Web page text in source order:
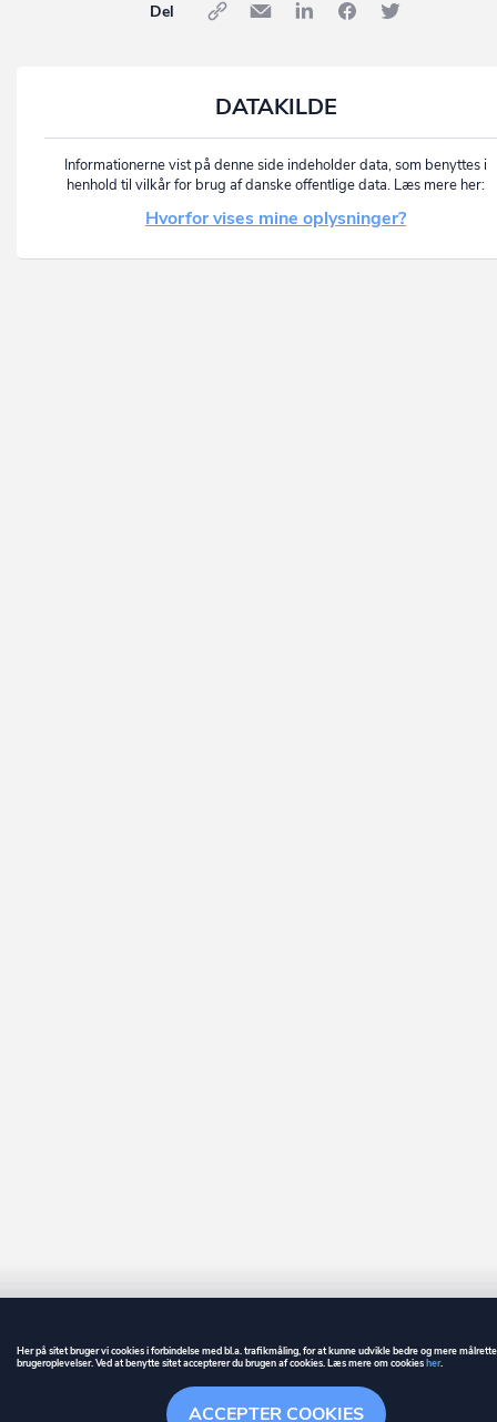
Del
DATAKILDE
Informationerne vist på denne side indeholder data, som benyttes i
henhold til vilkår for brug af danske offentlige data. Læs mere her:
Hvorfor vises mine oplysninger?
GUIDE BETINGELSER
ACCEPTER COOKIES
Her på sitet bruger vi cookies i forbindelse med bl.a. trafikmåling, for at kunne udvikle bedre og mere
brugeroplevelser. Ved at benytte sitet accepterer du brugen af cookies. Læs mere om cookiesher.